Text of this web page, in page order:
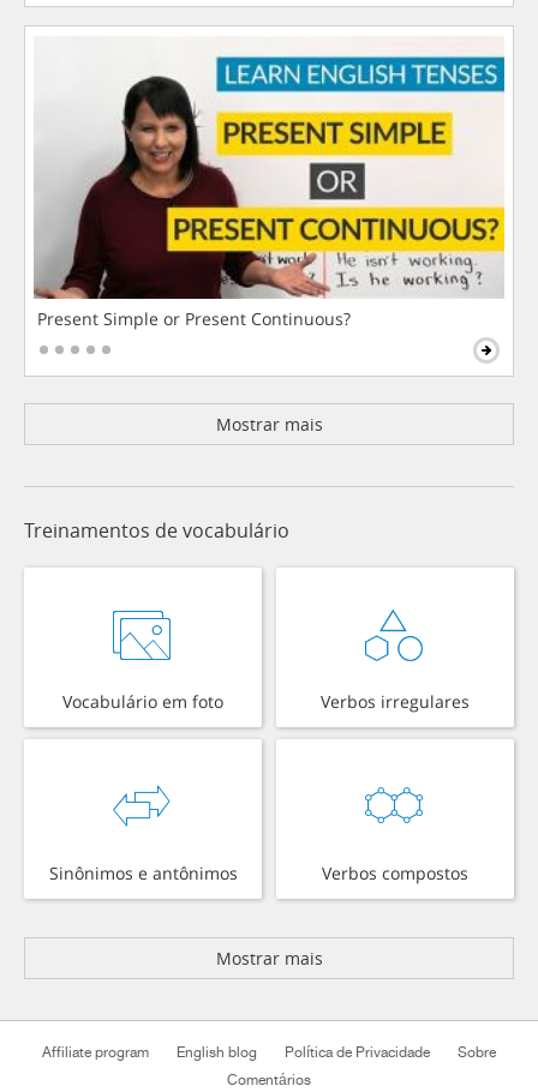
Present Simple or Present Continuous?
Mostrar mais
Treinamentos de vocabulário
Vocabulário em foto Verbos irregulares
Sinônimos e antônimos Verbos compostos
Mostrar mais
Affiliate program English blog Política de Privacidade
Sobre
Comentários